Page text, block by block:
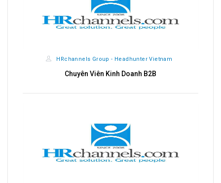
HRchannels Group - Headhunter Vietnam
Chuyên Viên Kinh Doanh B2B